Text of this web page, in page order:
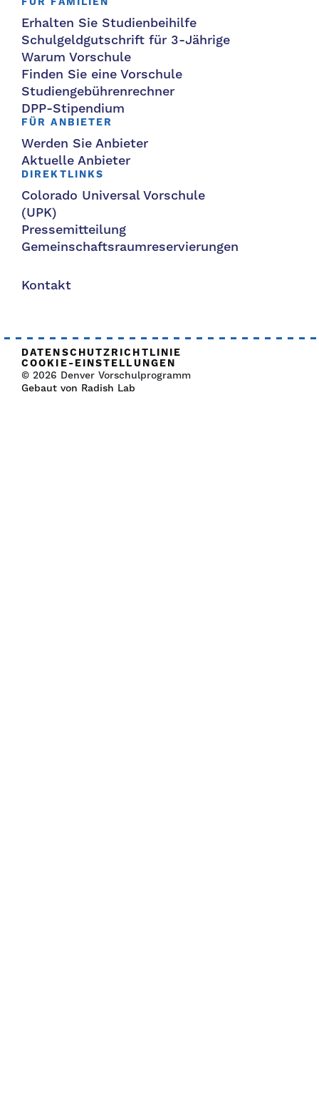
Erhalten Sie Studienbeihilfe
Schulgeldgutschrift für 3-Jährige
Warum Vorschule
Finden Sie eine Vorschule
Studiengebührenrechner
DPP-Stipendium
FÜR ANBIETER
Werden Sie Anbieter
Aktuelle Anbieter
DIREKTLINKS
Colorado Universal Vorschule
(UPK)
Pressemitteilung
Gemeinschaftsraumreservierungen
Kontakt
DATENSCHUTZRICHTLINIE
COOKIE-EINSTELLUNGEN
© 2026 Denver Vorschulprogramm
Gebaut von Radish Lab